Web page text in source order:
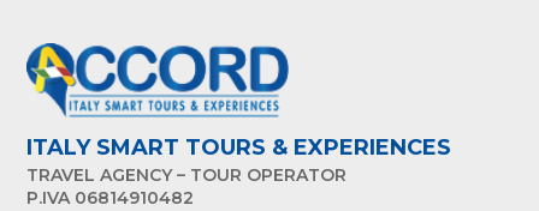
ITALY SMART TOURS & EXPERIENCES
TRAVEL AGENCY – TOUR OPERATOR
P.IVA 06814910482